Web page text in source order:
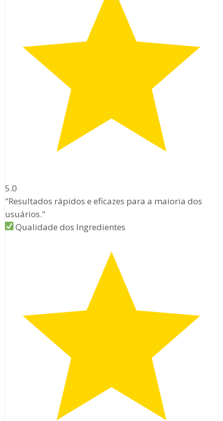
5.0
"Resultados rápidos e eficazes para a maioria dos
usuários."
Qualidade dos Ingredientes